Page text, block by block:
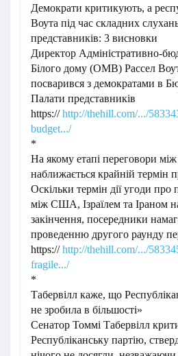
Демократи критикують, а
Воута під час складних
представників: 3 висновки
Директор Адміністративно-
Білого дому (OMB) Рассел
посварився з демократами в
Палати представників
https://http://thehill.com/.../
budget.../
*
На якому етапі переговори
наближається крайній термін
Оскільки термін дії угоди
між США, Ізраїлем та Іраном
закінчення, посередники
проведенню другого раунду
https://http://thehill.com/.../
fragile.../
*
Табервілл каже, що
не зробила в більшості»
Сенатор Томмі Табервілл
Республіканську партію,